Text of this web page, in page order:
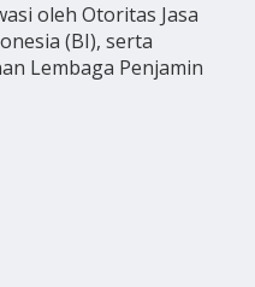
oleh Otoritas Jasa
(BI), serta
Lembaga Penjamin